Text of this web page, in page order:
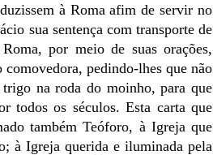
à Roma afim de servir no
sua sentença com transporte de
por meio de suas orações,
comovedora, pedindo-lhes que não
trigo na roda do moinho, para que
todos os séculos. Esta carta que
também Teóforo, à Igreja que
à Igreja querida e iluminada pela